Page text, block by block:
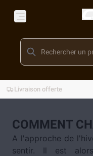
Livraison offerte
COMMENT
A l'approche de
sentir. Il est